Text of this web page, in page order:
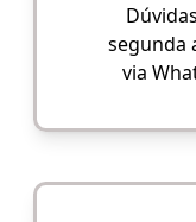
segunda
via